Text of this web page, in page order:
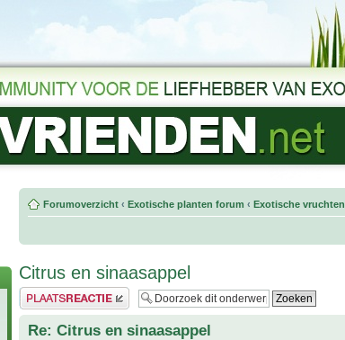
Forumoverzicht ‹ Exotische planten forum ‹ Exotische vruchten
Citrus en sinaasappel
Plaats een reactie
Re: Citrus en sinaasappel